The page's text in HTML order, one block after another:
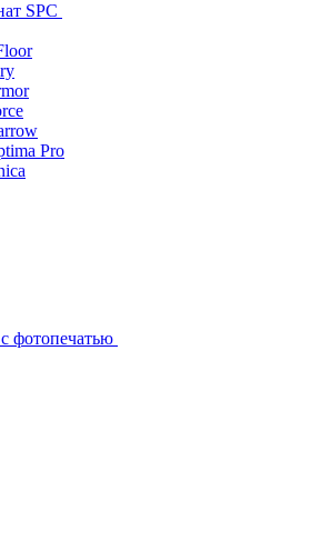
SPC
Pro
фотопечатью